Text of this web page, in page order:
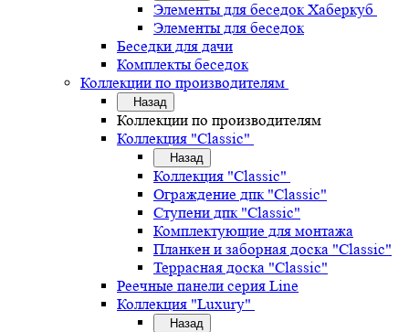
Элементы для беседок Хаберкуб
Элементы для беседок
Беседки для дачи
Комплекты беседок
Коллекции по производителям
Назад
Коллекции по производителям
Коллекция "Classic"
Назад
Коллекция "Classic"
Ограждение дпк "Classic"
Ступени дпк "Classic"
Комплектующие для монтажа
Планкен и заборная доска "Classic"
Террасная доска "Classic"
Реечные панели серия Line
Коллекция "Luxury"
Назад